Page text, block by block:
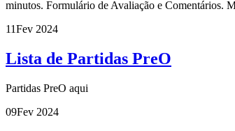
minutos. Formulário de Avaliação e Comentários.
11Fev 2024
Lista de Partidas PreO
Partidas PreO aqui
09Fev 2024